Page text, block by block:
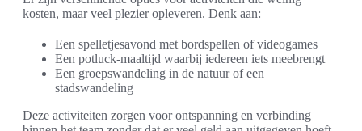
kosten, maar veel plezier opleveren. Denk aan:
Een spelletjesavond met bordspellen of videogames
Een potluck-maaltijd waarbij iedereen iets meebrengt
Een groepswandeling in de natuur of een
stadswandeling
Deze activiteiten zorgen voor ontspanning en verbinding